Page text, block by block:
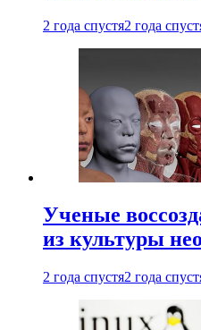
2 года спустя2 года
Ученые
из культуры
2 года спустя2 года